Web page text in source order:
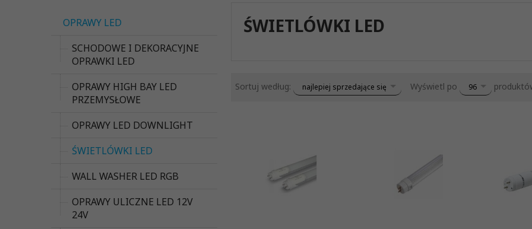
OPRAWY LED
SCHODOWE I DEKORACYJNE
OPRAWKI LED
OPRAWY HIGH BAY LED
PRZEMYSŁOWE
OPRAWY LED DOWNLIGHT
ŚWIETLÓWKI LED
WALL WASHER LED RGB
OPRAWY ULICZNE LED 12V
24V
ŚWIETLÓWKI LED
Sortuj według: sortnajlepiej sprzedające się Wyświetl po pop96